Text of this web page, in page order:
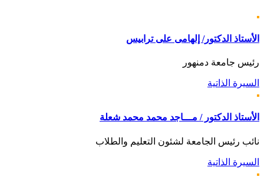
الأستاذ الدكتور/ إلهامى على ترابيس
رئيس جامعة دمنهور
السيرة الذاتية
الأستاذ الدكتور / مـــاجد محمد محمد شعلة
نائب رئيس الجامعة لشئون التعليم والطلاب
السيرة الذاتية